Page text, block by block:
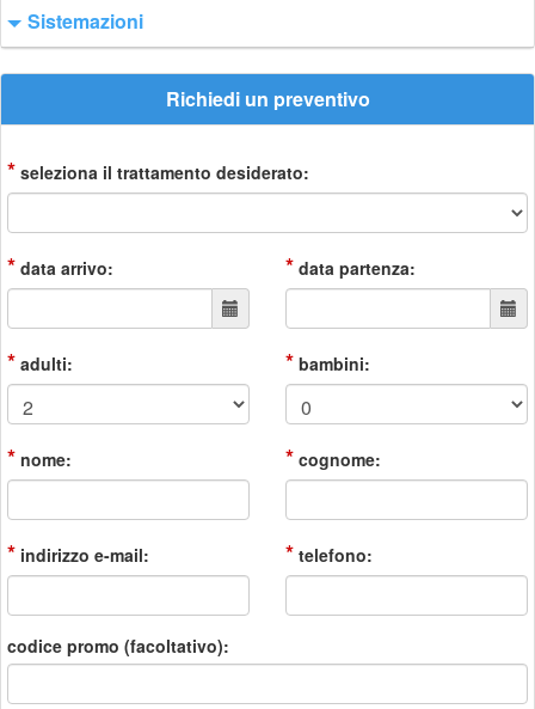
Sistemazioni
Richiedi un preventivo
* seleziona il trattamento desiderato:
* data arrivo: * data partenza:
* adulti: * bambini:
* nome: * cognome:
* indirizzo e-mail: * telefono:
codice promo (facoltativo):